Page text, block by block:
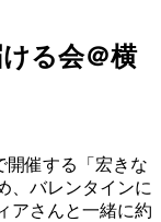
る会＠横
開催する「宏きな
、バレンタインに
アさんと一緒に約